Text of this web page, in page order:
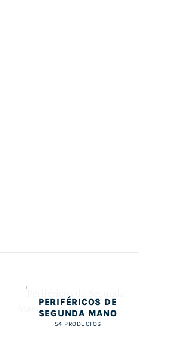
PERIFÉRICOS DE
SEGUNDA MANO
54 PRODUCTOS